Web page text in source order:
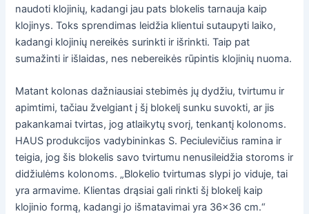
naudoti klojinių, kadangi jau pats blokelis tarnauja kaip
klojinys. Toks sprendimas leidžia klientui sutaupyti laiko,
kadangi klojinių nereikės surinkti ir išrinkti. Taip pat
sumažinti ir išlaidas, nes nebereikės rūpintis klojinių nuoma.
Matant kolonas dažniausiai stebimės jų dydžiu, tvirtumu ir
apimtimi, tačiau žvelgiant į šį blokelį sunku suvokti, ar jis
pakankamai tvirtas, jog atlaikytų svorį, tenkantį kolonoms.
HAUS produkcijos vadybininkas S. Peciulevičius ramina ir
teigia, jog šis blokelis savo tvirtumu nenusileidžia storoms ir
didžiulėms kolonoms. „Blokelio tvirtumas slypi jo viduje, tai
yra armavime. Klientas drąsiai gali rinkti šį blokelį kaip
klojinio formą, kadangi jo išmatavimai yra 36x36 cm.“